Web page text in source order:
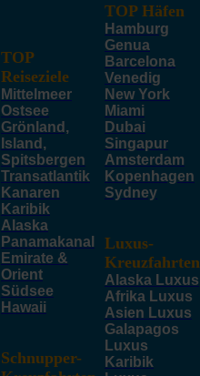
TOP
Reiseziele
Mittelmeer
Ostsee
Grönland,
Island,
Spitsbergen
Transatlantik
Kanaren
Karibik
Alaska
Panamakanal
Emirate &
Orient
Südsee
Hawaii
Schnupper-
TOP Häfen
Hamburg
Genua
Barcelona
Venedig
New York
Miami
Dubai
Singapur
Amsterdam
Kopenhagen
Sydney
Luxus-
Kreuzfahrten
Alaska Luxus
Afrika Luxus
Asien Luxus
Galapagos
Luxus
Karibik